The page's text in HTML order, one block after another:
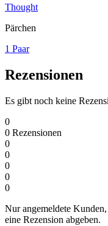
Thought
Pärchen
1 Paar
Rezensionen
Es gibt noch keine
0
0 Rezensionen
0
0
0
0
0
Nur angemeldete
eine Rezension abgeben.